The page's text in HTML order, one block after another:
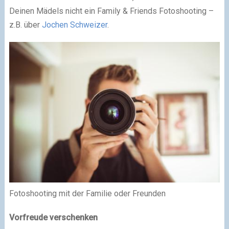
Deinen Mädels nicht ein Family & Friends Fotoshooting –
z.B. über Jochen Schweizer.
Fotoshooting mit der Familie oder Freunden
Vorfreude verschenken